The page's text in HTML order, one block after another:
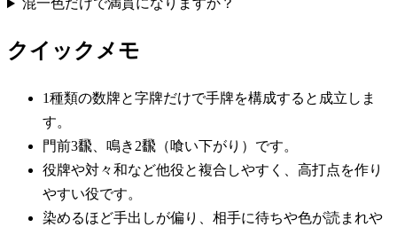
混一色だけで満貫になりますか？
クイックメモ
1種類の数牌と字牌だけで手牌を構成すると成立しま
す。
門前3飜、鳴き2飜（喰い下がり）です。
役牌や対々和など他役と複合しやすく、高打点を作り
やすい役です。
染めるほど手出しが偏り、相手に待ちや色が読まれや